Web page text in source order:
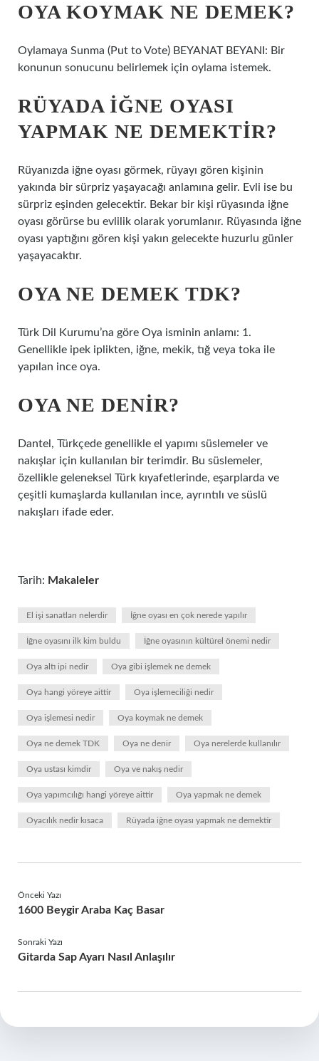
OYA KOYMAK NE DEMEK?
Oylamaya Sunma (Put to Vote) BEYANAT BEYANI: Bir
konunun sonucunu belirlemek için oylama istemek.
RÜYADA IĞNE OYASI
YAPMAK NE DEMEKTIR?
Rüyanızda iğne oyası görmek, rüyayı gören kişinin
yakında bir sürpriz yaşayacağı anlamına gelir. Evli ise bu
sürpriz eşinden gelecektir. Bekar bir kişi rüyasında iğne
oyası görürse bu evlilik olarak yorumlanır. Rüyasında iğne
oyası yaptığını gören kişi yakın gelecekte huzurlu günler
yaşayacaktır.
OYA NE DEMEK TDK?
Türk Dil Kurumu’na göre Oya isminin anlamı: 1.
Genellikle ipek iplikten, iğne, mekik, tığ veya toka ile
yapılan ince oya.
OYA NE DENIR?
Dantel, Türkçede genellikle el yapımı süslemeler ve
nakışlar için kullanılan bir terimdir. Bu süslemeler,
özellikle geleneksel Türk kıyafetlerinde, eşarplarda ve
çeşitli kumaşlarda kullanılan ince, ayrıntılı ve süslü
nakışları ifade eder.
Tarih: Makaleler
El işi sanatları nelerdir İğne oyası en çok nerede yapılır
İğne oyasını ilk kim buldu İğne oyasının kültürel önemi nedir
Oya altı ipi nedir Oya gibi işlemek ne demek
Oya hangi yöreye aittir Oya işlemeciliği nedir
Oya işlemesi nedir Oya koymak ne demek
Oya ne demek TDK Oya ne denir Oya nerelerde kullanılır
Oya ustası kimdir Oya ve nakış nedir
Oya yapımcılığı hangi yöreye aittir Oya yapmak ne demek
Oyacılık nedir kısaca Rüyada iğne oyası yapmak ne demektir
Önceki Yazı
1600 Beygir Araba Kaç Basar
Sonraki Yazı
Gitarda Sap Ayarı Nasıl Anlaşılır